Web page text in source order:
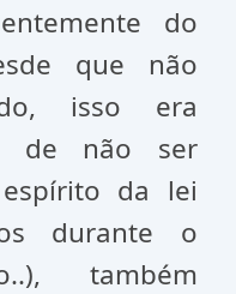
do
que não
isso era
de não ser
da lei
durante o
também